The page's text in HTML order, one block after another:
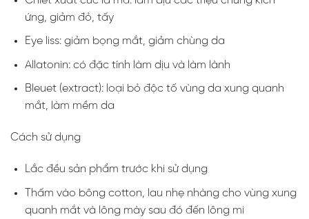
ứng, giảm đỏ, tấy
Eye liss: giảm bọng mắt, giảm chùng da
Allatonin: có đặc tính làm dịu và làm lành
Bleuet (extract): loại bỏ độc tố vùng da xung quanh
mắt, làm mềm da
Cách sử dụng
Lắc đều sản phẩm trước khi sử dụng
Thấm vào bông cotton, lau nhẹ nhàng cho vùng xung
quanh mắt và lông mày sau đó đến lông mi